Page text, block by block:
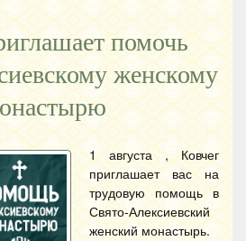
помочь
женскому
1 августа , Ковчег
приглашает вас на
трудовую помощь в
Свято-Алексиевский
женский монастырь.